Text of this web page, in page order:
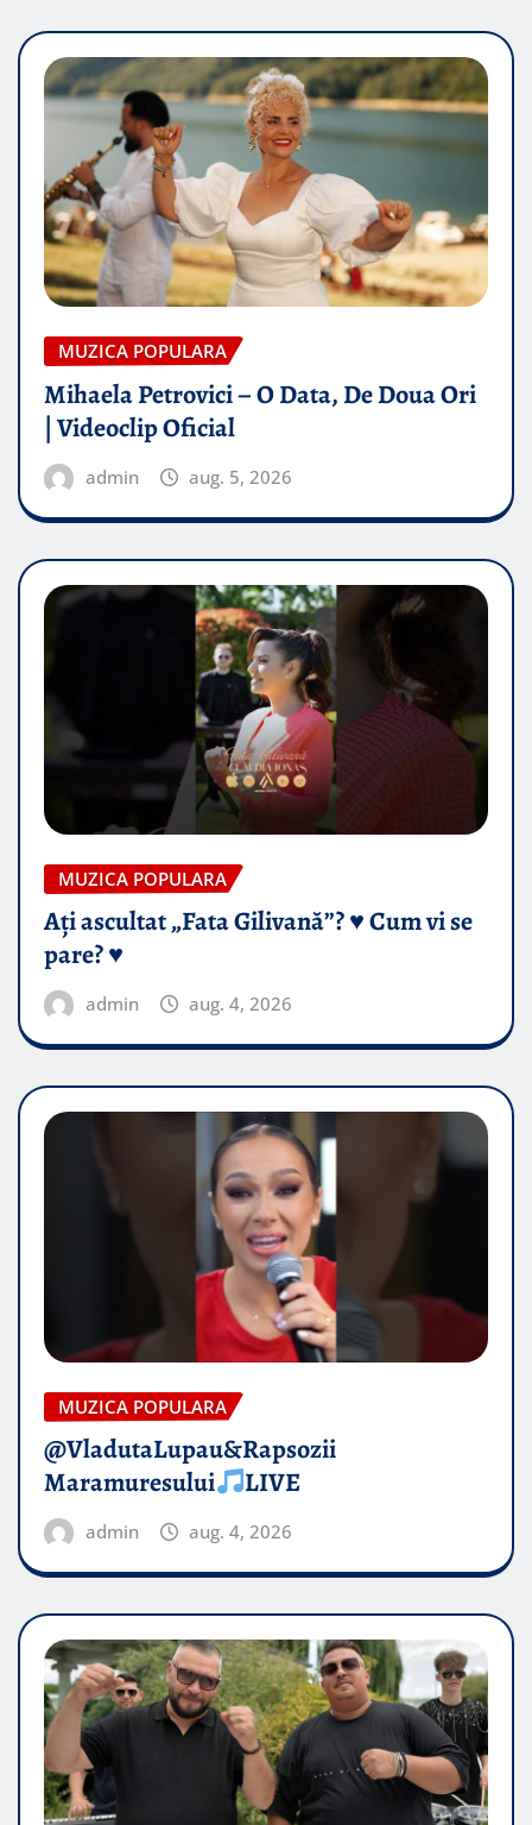
MUZICA POPULARA
Mihaela Petrovici – O Data, De Doua Ori
| Videoclip Oficial
admin aug. 5, 2026
MUZICA POPULARA
Ați ascultat „Fata Gilivană”? ♥️ Cum vi se
pare? ♥️
admin aug. 4, 2026
MUZICA POPULARA
@VladutaLupau&Rapsozii
Maramuresului
LIVE
admin aug. 4, 2026